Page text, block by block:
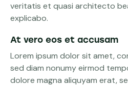
veritatis et quasi architecto
explicabo.
At vero eos et accusam
Lorem ipsum dolor sit amet,
sed diam nonumy eirmod
dolore magna aliquyam erat,